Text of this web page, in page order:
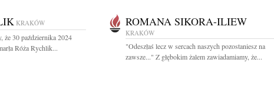
KRAKÓW
że 30 października 2024
Róża Rychlik...
ROMANA SIKORA-ILIEW
KRAKÓW
"Odeszłaś lecz w sercach naszych pozostaniesz na
zawsze..." Z głębokim żalem zawiadamiamy, że...